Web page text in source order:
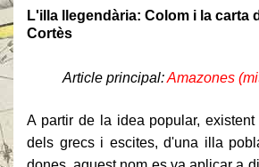
L'illa llegendària: Colom i la carta
Cortès
Article principal:Amazones
A partir de la idea popular,
dels grecs i escites, d'una illa